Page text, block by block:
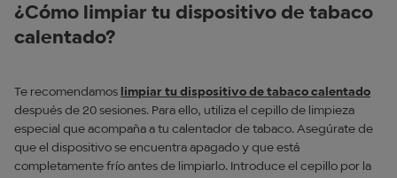
¿Cómo limpiar tu dispositivo de tabaco
calentado?
Te recomendamos
limpiar tu dispositivo de tabaco calentado
después de 20 sesiones. Para ello, utiliza el cepillo de limpieza
especial que acompaña a tu calentador de tabaco. Asegúrate de
que el dispositivo se encuentra apagado y que está
completamente frío antes de limpiarlo. Introduce el cepillo por la